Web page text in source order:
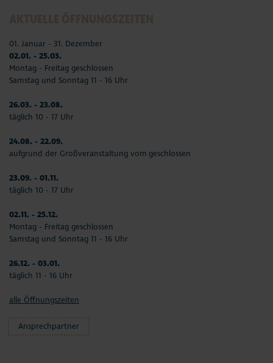
01. Januar - 31. Dezember
02.01. - 25.03.
Montag - Freitag geschlossen
Samstag und Sonntag 11 - 16 Uhr
26.03. - 23.08.
täglich 10 - 17 Uhr
24.08. - 22.09.
aufgrund der Großveranstaltung vom geschlossen
23.09. - 01.11.
täglich 10 - 17 Uhr
02.11. - 25.12.
Montag - Freitag geschlossen
Samstag und Sonntag 11 - 16 Uhr
26.12. - 03.01.
täglich 11 - 16 Uhr
alle Öffnungszeiten
Ansprechpartner